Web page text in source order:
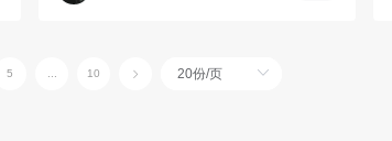
5 ... 10